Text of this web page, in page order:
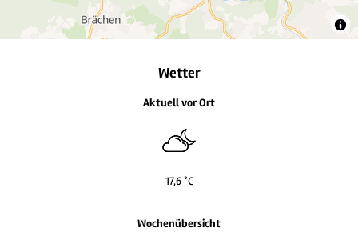
77
Wetter
Aktuell vor Ort
17,6 °C
Wochenübersicht